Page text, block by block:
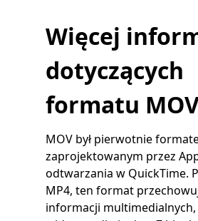
Więcej
dotyczących
formatu
MOV był pierwotnie
zaprojektowanym przez
odtwarzania w QuickTime.
MP4, ten format
informacji